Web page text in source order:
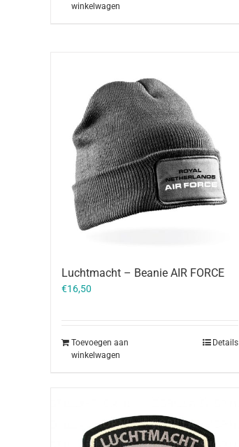
winkelwagen
Luchtmacht – Beanie AIR FORCE
€16,50
Toevoegen aan
winkelwagen
Details